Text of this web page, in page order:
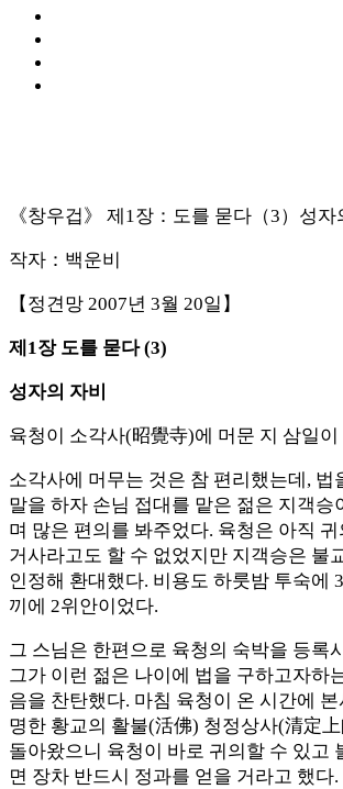
《창우겁》 제1장：도를 묻다（3）성자
작자：백운비
【정견망 2007년 3월 20일】
제1장 도를 묻다 (3)
성자의 자비
육청이 소각사(昭覺寺)에 머문 지 삼일이
소각사에 머무는 것은 참 편리했는데, 법
말을 하자 손님 접대를 맡은 젊은 지객승
며 많은 편의를 봐주었다. 육청은 아직
거사라고도 할 수 없었지만 지객승은 불
인정해 환대했다. 비용도 하룻밤 투숙에
끼에 2위안이었다.
그 스님은 한편으로 육청의 숙박을 등록
그가 이런 젊은 나이에 법을 구하고자하
음을 찬탄했다. 마침 육청이 온 시간에
명한 황교의 활불(活佛) 청정상사(清定
돌아왔으니 육청이 바로 귀의할 수 있고
면 장차 반드시 정과를 얻을 거라고 했다.